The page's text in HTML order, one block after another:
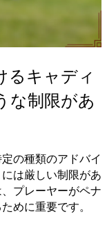
るキャディ
な制限があ
の種類のアドバイ
は厳しい制限があ
プレーヤーがペナ
めに重要です。